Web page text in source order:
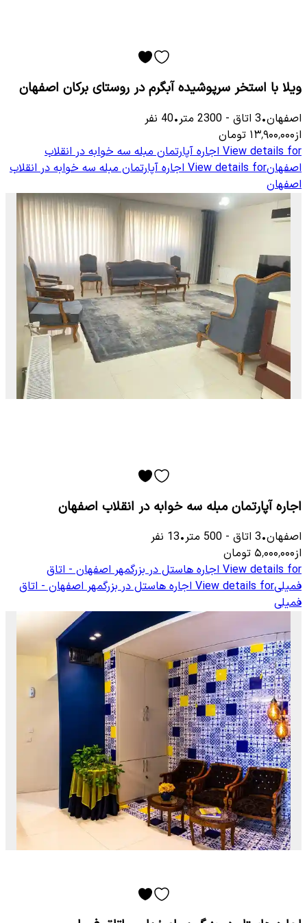
ویلا با استخر سرپوشیده آبگرم در روستای برکان اصفهان
اصفهان•
3 اتاق -
2300 متر•
40 نفر
از۱۳٬۹۰۰٬۰۰۰ تومان
View details for اجاره آپارتمان مبله سه خوابه در انقلاب
اصفهانView details for اجاره آپارتمان مبله سه خوابه در انقلاب
اصفهان
اجاره آپارتمان مبله سه خوابه در انقلاب اصفهان
اصفهان•
3 اتاق -
500 متر•
13 نفر
از۵٬۰۰۰٬۰۰۰ تومان
View details for اجاره هاستل در بزرگمهر اصفهان - اتاق
فمیلیView details for اجاره هاستل در بزرگمهر اصفهان - اتاق
فمیلی